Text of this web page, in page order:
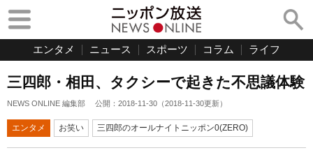
エンタメ ニュース スポーツ コラム ライフ
三四郎・相田、タクシーで起きた不思議体験
NEWS ONLINE 編集部 公開： 2018-11-30 （2018-11-30更新）
エンタメ お笑い 三四郎のオールナイトニッポン0(ZERO)